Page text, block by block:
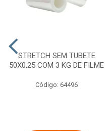
STRETCH SEM TUBETE
50X0,25 COM 3 KG DE FILME
Código: 64496